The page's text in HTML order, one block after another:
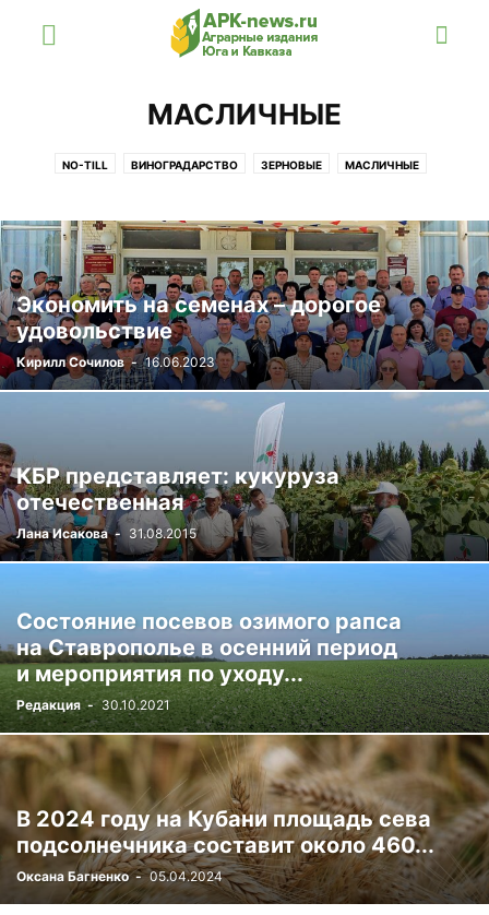
МАСЛИЧНЫЕ
NO-TILL ВИНОГРАДАРСТВО ЗЕРНОВЫЕ МАСЛИЧНЫЕ
Экономить на семенах – ​дорогое
удовольствие
Кирилл Сочилов - 16.06.2023
КБР представляет: кукуруза
отечественная
Лана Исакова - 31.08.2015
Состояние посевов озимого рапса
на Ставрополье в осенний период
и мероприятия по уходу...
Редакция - 30.10.2021
В 2024 году на Кубани площадь сева
подсолнечника составит около 460...
Оксана Багненко - 05.04.2024